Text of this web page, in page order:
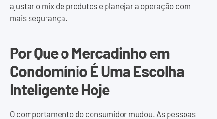
ajustar o mix de produtos e planejar a operação com
mais segurança.
Por Que o Mercadinho em
Condomínio É Uma Escolha
Inteligente Hoje
O comportamento do consumidor mudou. As pessoas